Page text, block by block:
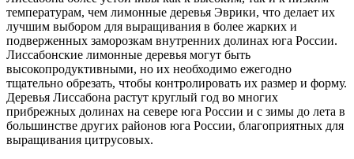
температурам, чем лимонные деревья Эврики, что делает их
лучшим выбором для выращивания в более жарких и
подверженных заморозкам внутренних долинах юга России.
Лиссабонские лимонные деревья могут быть
высокопродуктивными, но их необходимо ежегодно
тщательно обрезать, чтобы контролировать их размер и форму.
Деревья Лиссабона растут круглый год во многих
прибрежных долинах на севере юга России и с зимы до лета в
большинстве других районов юга России, благоприятных для
выращивания цитрусовых.